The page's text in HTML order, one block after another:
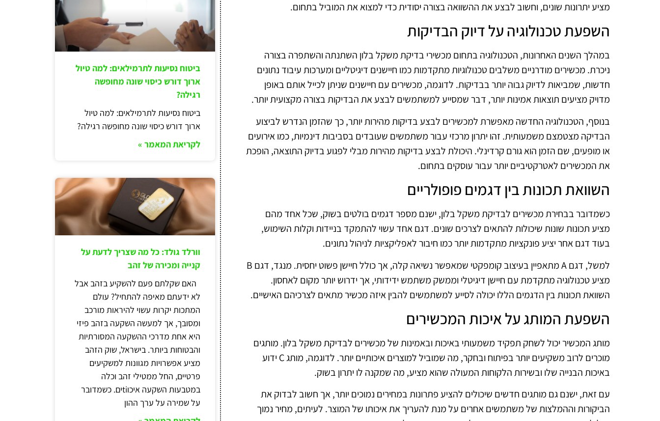
מציע יתרונות שונים, וחשוב לבצע את ההשוואה בצורה יסודית כדי למצוא את המוביל בתחום.
השפעת טכנולוגיה על דיוק הבדיקות
במהלך השנים האחרונות, הטכנולוגיה בתחום מכשירי בדיקת משקל בלון השתנתה והשתפרה בצורה
ניכרת. מכשירים מודרניים משלבים טכנולוגיות מתקדמות כמו חיישנים דיגיטליים ומערכות עיבוד נתונים
חדשות, שמביאות לדיוק גבוה יותר בבדיקות. לדוגמה, מכשירים עם חיישנים שניתן לכייל אותם באופן
מדויק מציעים תוצאות אמינות יותר, דבר שמסייע למשתמשים לבצע את הבדיקות בצורה מקצועית יותר.
בנוסף, הטכנולוגיה החדשה מאפשרת למכשירים לבצע בדיקות מהירות יותר, כך שהזמן הנדרש לביצוע
הבדיקה מצטמצם משמעותית. זהו יתרון מרכזי עבור משתמשים שעובדים בסביבות דינמיות, כמו אירועים
או מופעים, שם הזמן הוא גורם קרדינלי. היכולת לבצע בדיקות מהירות מבלי לפגוע בדיוק התוצאה, הופכת
את המכשירים לאטרקטיביים יותר עבור עוסקים בתחום.
השוואת תכונות בין דגמים פופולריים
כשמדובר בבחירת מכשירים לבדיקת משקל בלון, ישנם מספר דגמים בולטים בשוק, שכל אחד מהם
מציע תכונות שונות שיכולות להתאים לצרכים שונים. דגם אחד עשוי להתמקד בניידות וקלות השימוש,
בעוד דגם אחר יציע פונקציות מתקדמות יותר כמו חיבור לאפליקציות לניהול נתונים.
למשל, דגם A מתאפיין בעיצוב קומפקטי שמאפשר נשיאה קלה, אך כולל חיישן פשוט יחסית. מנגד, דגם B
מציע טכנולוגיה מתקדמת עם חיישן דיגיטלי וממשק משתמש ידידותי, אך ידרוש יותר מקום לאחסון.
השוואת תכונות בין הדגמים הללו יכולה לסייע למשתמשים להבין איזה מכשיר מתאים לצרכיהם האישיים.
השפעת המותג על איכות המכשירים
מותג המכשיר יכול לשחק תפקיד משמעותי באיכות ובאמינות של מכשירים לבדיקת משקל בלון. מותגים
מוכרים לרוב משקיעים יותר בפיתוח ובחקר, מה שמוביל למוצרים איכותיים יותר. לדוגמה, מותג C ידוע
באיכות הבנייה שלו ובשירות הלקוחות המעולה שהוא מציע, מה שמקנה לו יתרון בשוק.
עם זאת, ישנם גם מותגים חדשים שיכולים להציע פתרונות במחירים נמוכים יותר, אך חשוב לבדוק את
הביקורות וההמלצות של משתמשים אחרים על מנת להעריך את איכותו של המוצר. לעיתים, מחיר נמוך
ביטוח נסיעות לתרמילאים: למה טיול
ארוך דורש כיסוי שונה מחופשה
רגילה?
ביטוח נסיעות לתרמילאים: למה טיול
ארוך דורש כיסוי שונה מחופשה רגילה?
לקריאת המאמר »
וורלד גולד: כל מה שצריך לדעת על
קנייה ומכירה של זהב
האם שקלתם פעם להשקיע בזהב אבל
לא ידעתם מאיפה להתחיל? עולם
המתכות יקרות עשוי להיראות מורכב
ומסובך, אך למעשה השקעה בזהב פיזי
היא אחת מדרכי ההשקעה המסורתיות
והבטוחות ביותר. בישראל, שוק הזהב
מציע אפשרויות מגוונות למשקיעים
פרטיים, החל ממטילי זהב וכלה
במטבעות השקעה איכוtiים. כשמדובר
על שמירה על ערך ההון